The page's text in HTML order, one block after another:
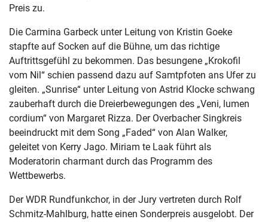
Preis zu.
Die Carmina Garbeck unter Leitung von Kristin Goeke
stapfte auf Socken auf die Bühne, um das richtige
Auftrittsgefühl zu bekommen. Das besungene „Krokofil
vom Nil“ schien passend dazu auf Samtpfoten ans Ufer zu
gleiten. „Sunrise“ unter Leitung von Astrid Klocke schwang
zauberhaft durch die Dreierbewegungen des „Veni, lumen
cordium“ von Margaret Rizza. Der Overbacher Singkreis
beeindruckt mit dem Song „Faded“ von Alan Walker,
geleitet von Kerry Jago. Miriam te Laak führt als
Moderatorin charmant durch das Programm des
Wettbewerbs.
Der WDR Rundfunkchor, in der Jury vertreten durch Rolf
Schmitz-Mahlburg, hatte einen Sonderpreis ausgelobt. Der